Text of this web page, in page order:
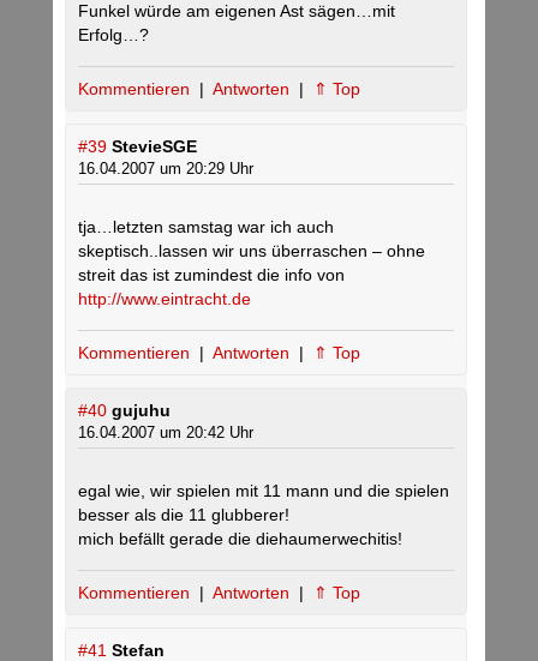
Funkel würde am eigenen Ast sägen…mit
Erfolg…?
Kommentieren | Antworten | ⇑ Top
#39 StevieSGE
16.04.2007 um 20:29 Uhr
tja…letzten samstag war ich auch
skeptisch..lassen wir uns überraschen – ohne
streit das ist zumindest die info von
http://www.eintracht.de
Kommentieren | Antworten | ⇑ Top
#40 gujuhu
16.04.2007 um 20:42 Uhr
egal wie, wir spielen mit 11 mann und die spielen
besser als die 11 glubberer!
mich befällt gerade die diehaumerwechitis!
Kommentieren | Antworten | ⇑ Top
#41 Stefan